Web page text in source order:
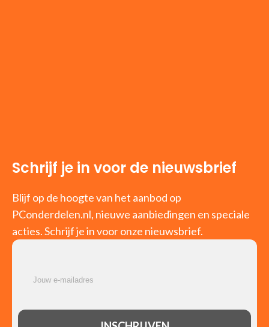
Schrijf je in voor de nieuwsbrief
Blijf op de hoogte van het aanbod op
PConderdelen.nl, nieuwe aanbiedingen en speciale
acties. Schrijf je in voor onze nieuwsbrief.